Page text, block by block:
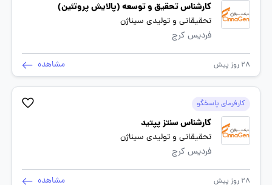
کارشناس تحقیق و توسعه (پالایش پروتئین)
تحقیقاتی و تولیدی سیناژن
فردیس کرج
28 روز پیش مشاهده
کارفرمای پاسخگو
کارشناس سنتز پپتید
تحقیقاتی و تولیدی سیناژن
فردیس کرج
28 روز پیش مشاهده